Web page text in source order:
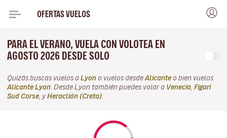
OFERTAS VUELOS
PARA EL VERANO, VUELA CON VOLOTEA EN
AGOSTO 2026 DESDE SOLO
Quizás buscas vuelos a Lyon o vuelos desde Alicante o bien vuelos
Alicante Lyon . Desde Lyon también puedes volar a Venecia Figari
Sud Corse , y Heraclión (Creta)